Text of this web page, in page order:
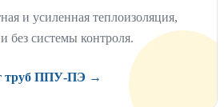
и усиленная теплоизоляция,
без системы контроля.
труб ППУ-ПЭ →